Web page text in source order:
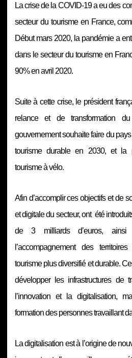
La crise de la COVID-19 a eu des
secteur du tourisme en France,
Début mars 2020, la pandémie a
dans le secteur du tourisme en
90% en avril 2020.
Suite à cette crise, le président
relance et de transformation
gouvernement souhaite faire du
tourisme durable en 2030, et la
tourisme à vélo.
Afin d’accomplir ces objectifs et de
et digitale du secteur, ont été
de 3 milliards d’euros,
l’accompagnement des
tourisme plus diversifié et durable.
développer les infrastructures de
l’innovation et la digitalisation,
formation des personnes travaillant
La digitalisation est à l’origine de